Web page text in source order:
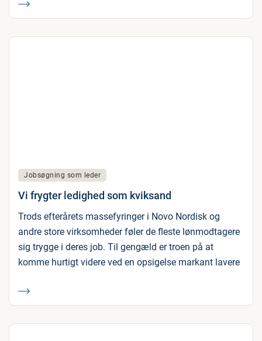
Jobsøgning som leder
Vi frygter ledighed som kviksand
Trods efterårets massefyringer i Novo Nordisk og
andre store virksomheder føler de fleste lønmodtagere
sig trygge i deres job. Til gengæld er troen på at
komme hurtigt videre ved en opsigelse markant lavere